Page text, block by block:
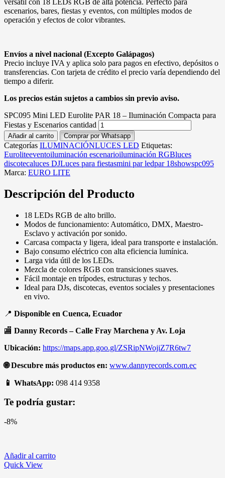
escenarios, bares, fiestas y eventos, con múltiples modos de
operación y efectos de color vibrantes.
Envíos a nivel nacional (Excepto Galápagos)
Precio incluye IVA y aplica solo para pagos en efectivo, depósitos o
transferencias. Con tarjeta de crédito el precio varía dependiendo del
tiempo a diferir.
Los precios están sujetos a cambios sin previo aviso.
SPC095 Mini LED Eurolite PAR 18 – Iluminación Compacta para
Fiestas y Escenarios cantidad
Añadir al carrito Comprar por Whatsapp
Categorías ILUMINACIÓNLUCES LED Etiquetas:
Euroliteeventoiluminación escenarioiluminación RGBluces
discotecaluces DJLuces para fiestasmini par ledpar 18showspc095
Marca: EURO LITE
Descripción del Producto
18 LEDs RGB de alto brillo.
Modos de funcionamiento: Automático, DMX, Maestro-
Esclavo y activación por sonido.
Carcasa compacta y ligera, ideal para transporte e instalación.
Bajo consumo eléctrico con alta eficiencia lumínica.
Larga vida útil de los LEDs.
Mezcla de colores RGB con transiciones suaves.
Fácil montaje en trípodes, estructuras y techos.
Ideal para DJs, discotecas, eventos sociales y presentaciones
en vivo.
📍 Disponible en Cuenca, Ecuador
🏬 Danny Records – Calle Fray Marchena y Av. Loja
Ubicación: https://maps.app.goo.gl/ZSRipNWojiZ7R6tw7
🌐Descubre más productos en: www.dannyrecords.com.ec
📱 WhatsApp: 098 414 9358
Te podría gustar:
-8%
Añadir al carrito
Quick View